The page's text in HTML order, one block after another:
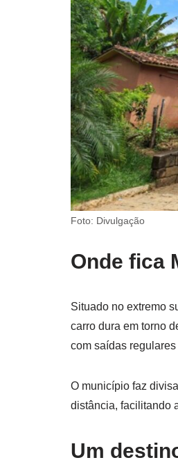
Foto: Divulgação
Onde fica
Situado no extremo
carro dura em torno
com saídas
O município faz
distância, facilitando
Um